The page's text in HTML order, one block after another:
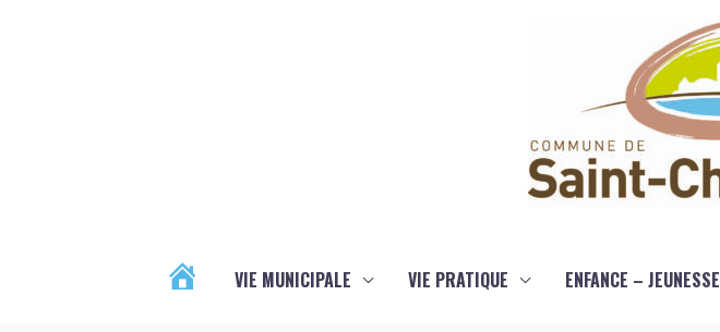
VIE MUNICIPALE VIE PRATIQUE ENFANCE – JEUNESSE